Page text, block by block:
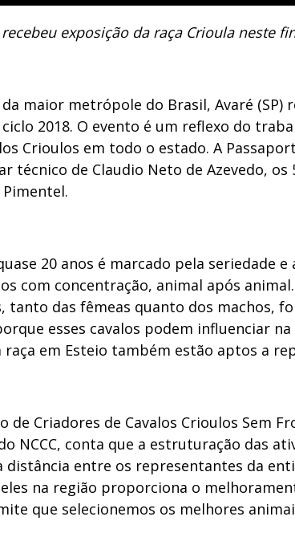
exposição da raça Crioula neste
maior metrópole do Brasil, Avaré
2018. O evento é um reflexo do
Crioulos em todo o estado. A
técnico de Claudio Neto de Azevedo,
Pimentel.
20 anos é marcado pela seriedade
com concentração, animal após
tanto das fêmeas quanto dos machos,
esses cavalos podem influenciar
em Esteio também estão aptos a
de Criadores de Cavalos Crioulos Sem
NCCC, conta que a estruturação das
entre os representantes da
na região proporciona o
que selecionemos os melhores